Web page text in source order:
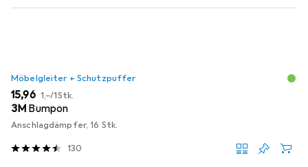
Möbelgleiter + Schutzpuffer
EUR
15,96 EUR
1,–/1Stk.
3M Bumpon
Anschlagdämpfer, 16 Stk.
130